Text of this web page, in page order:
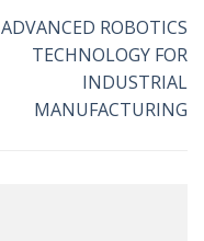
ADVANCED ROBOTICS
TECHNOLOGY FOR
INDUSTRIAL
MANUFACTURING